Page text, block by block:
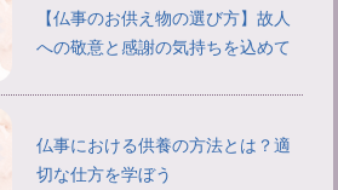
【仏事のお供え物の選び方】故人
への敬意と感謝の気持ちを込めて
仏事における供養の方法とは？適
切な仕方を学ぼう